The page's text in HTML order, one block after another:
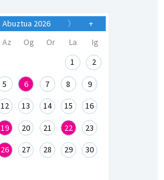
Abuztua 2026 〉
+
Az Og Or La
Ig
1
2
5 6 7 8 9
12 13 14 15 16
19 20 21 22 23
26 27 28 29 30